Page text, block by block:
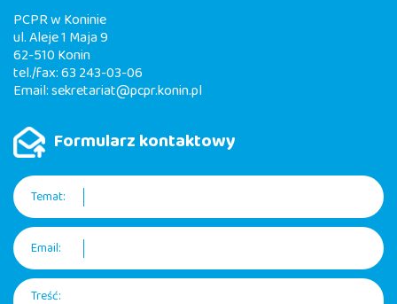
PCPR w Koninie
ul. Aleje 1 Maja 9
62-510 Konin
tel./fax: 63 243-03-06
Email:sekretariat@pcpr.konin.pl
Formularz kontaktowy
Temat:
Email:
Treść: